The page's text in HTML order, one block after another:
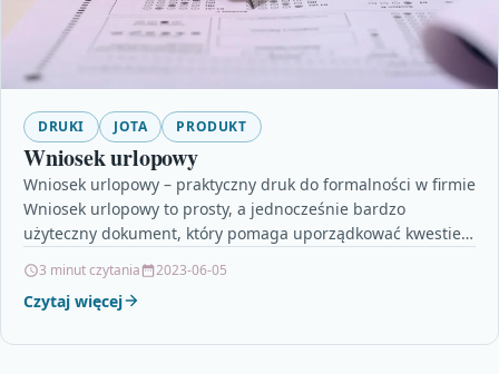
DRUKI JOTA PRODUKT
Wniosek urlopowy
Wniosek urlopowy – praktyczny druk do formalności w firmie
Wniosek urlopowy to prosty, a jednocześnie bardzo
użyteczny dokument, który pomaga uporządkować kwestie
3 minut czytania 2023-06-05
Czytaj więcej